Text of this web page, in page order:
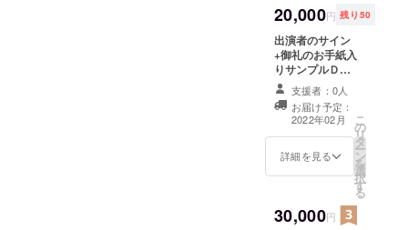
20,000円 残り50
出演者のサイン
+御礼のお手紙入
りサンプルＤＶ
Ｄ ※ＤＶＤは送
料込みになりま
す。（離島価格
など例外がある
場合には記載）
支援者：0人
お届け予定：
2022年02月
詳細を見る
こ
の
リ
タ
ー
ン
を
選
択
す
る
30,000円